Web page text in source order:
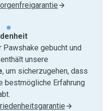
Pawshake gebucht und
unsere
, um sicherzugehen, dass
bestmögliche Erfahrung